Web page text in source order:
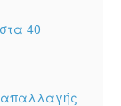
40
απαλλαγής